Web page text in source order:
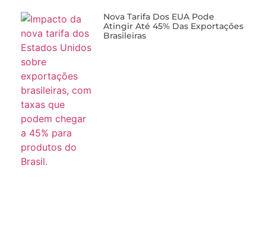
Nova Tarifa Dos EUA Pode
Atingir Até 45% Das Exportações
Brasileiras